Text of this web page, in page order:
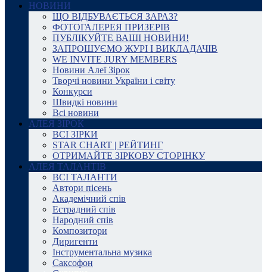
НОВИНИ
ЩО ВІДБУВАЄТЬСЯ ЗАРАЗ?
ФОТОГАЛЕРЕЯ ПРИЗЕРІВ
ПУБЛІКУЙТЕ ВАШІ НОВИНИ!
ЗАПРОШУЄМО ЖУРІ І ВИКЛАДАЧІВ
WE INVITE JURY MEMBERS
Новини Алеї Зірок
Творчі новини України і світу
Конкурси
Швидкі новини
Всі новини
АЛЕЯ ЗІРОК
ВСІ ЗІРКИ
STAR CHART | РЕЙТИНГ
ОТРИМАЙТЕ ЗІРКОВУ СТОРІНКУ
АЛЕЯ ТАЛАНТІВ
ВСІ ТАЛАНТИ
Автори пісень
Академічний спів
Естрадний спів
Народний спів
Композитори
Диригенти
Інструментальна музика
Саксофон